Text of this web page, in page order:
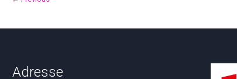
Adresse